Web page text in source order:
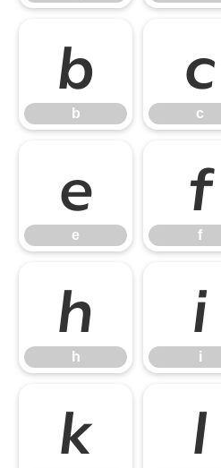
b
b
c
c
e
e
f
f
h
h
i
i
k l